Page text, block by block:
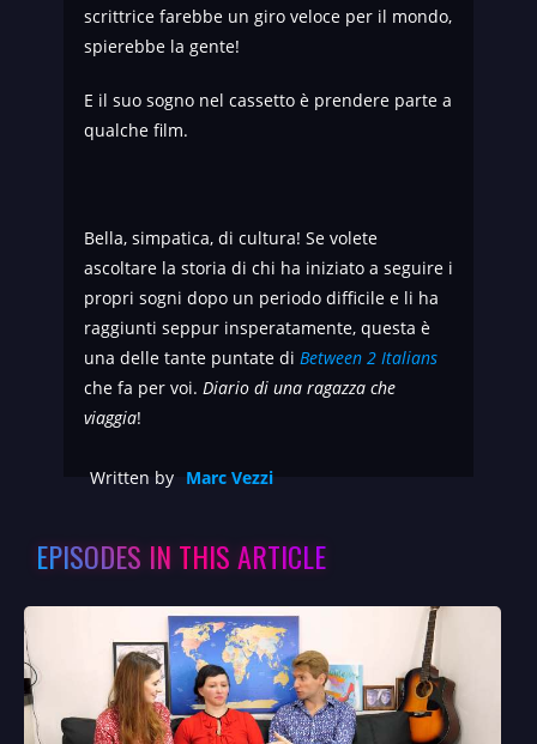
scrittrice farebbe un giro veloce per il mondo,
spierebbe la gente!
E il suo sogno nel cassetto è prendere parte a
qualche film.
Bella, simpatica, di cultura! Se volete
ascoltare la storia di chi ha iniziato a seguire i
propri sogni dopo un periodo difficile e li ha
raggiunti seppur insperatamente, questa è
una delle tante puntate di Between 2 Italians
che fa per voi. Diario di una ragazza che
viaggia!
Written by Marc Vezzi
EPISODES IN THIS ARTICLE